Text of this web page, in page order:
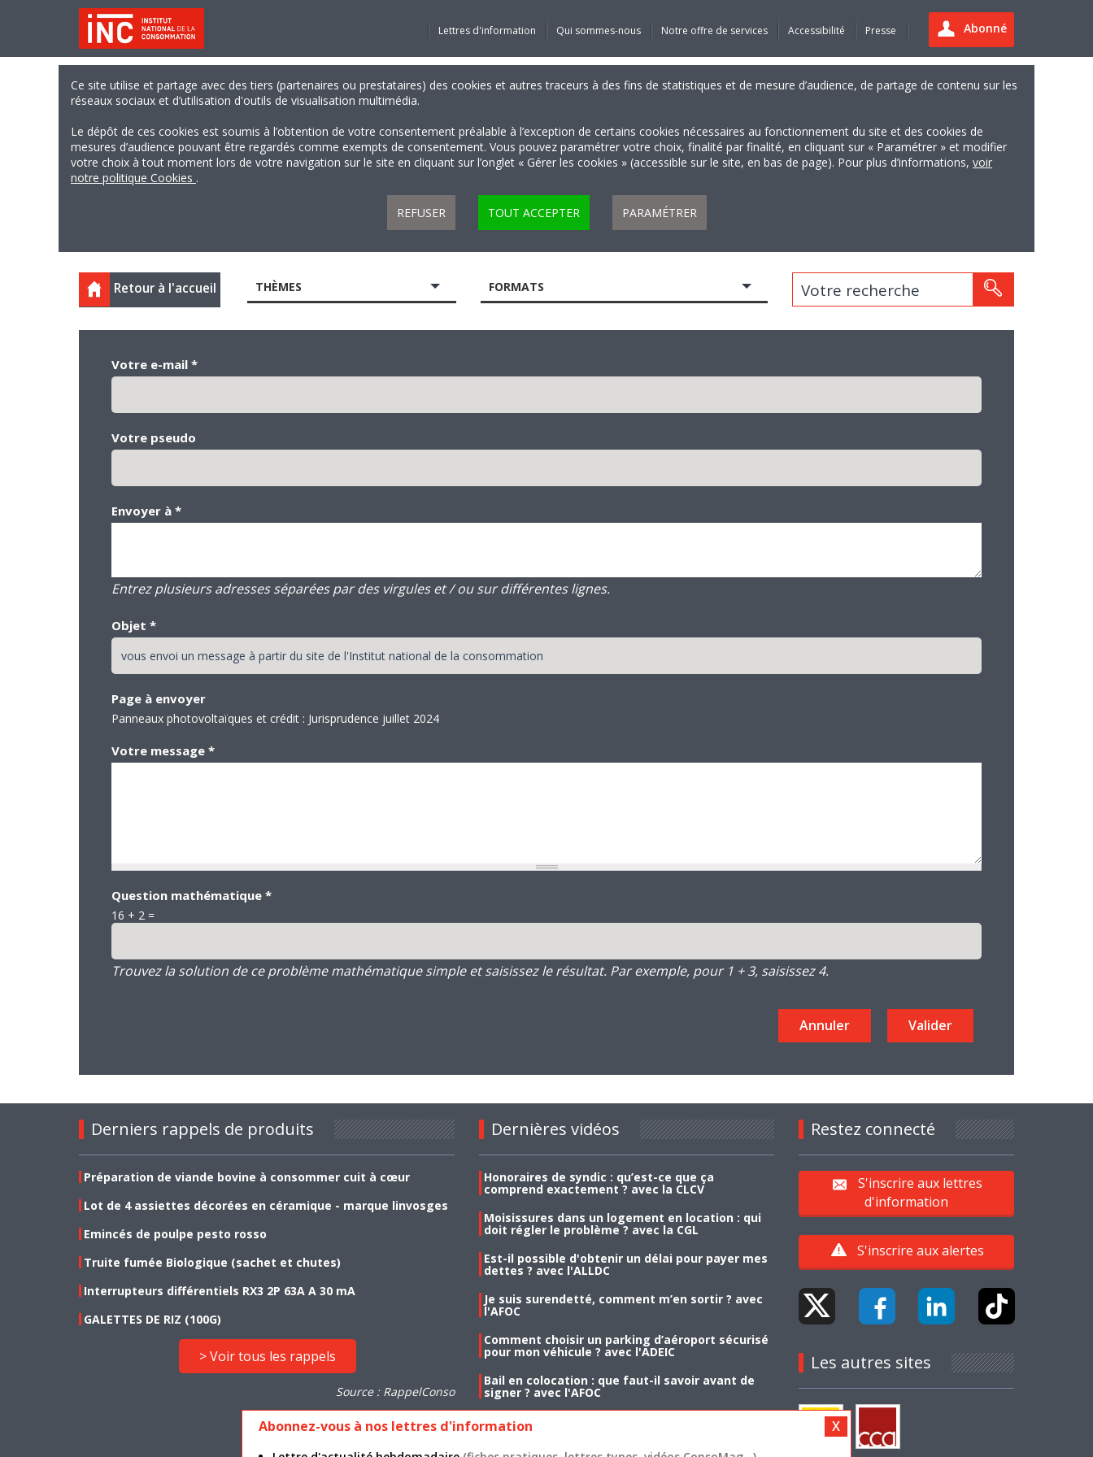
Abonné
Lettres d'information Qui sommes-nous Notre offre de services Accessibilité Presse
Ce site utilise et partage avec des tiers (partenaires ou prestataires) des cookies et autres traceurs à des fins de statistiques et de mesure d’audience, de partage de contenu sur les
réseaux sociaux et d’utilisation d'outils de visualisation multimédia.
Le dépôt de ces cookies est soumis à l’obtention de votre consentement préalable à l’exception de certains cookies nécessaires au fonctionnement du site et des cookies de
mesures d’audience pouvant être regardés comme exempts de consentement. Vous pouvez paramétrer votre choix, finalité par finalité, en cliquant sur « Paramétrer » et modifier
votre choix à tout moment lors de votre navigation sur le site en cliquant sur l’onglet « Gérer les cookies » (accessible sur le site, en bas de page). Pour plus d’informations, voir
notre politique Cookies .
REFUSER TOUT ACCEPTER PARAMÉTRER
Retour à l'accueil THÈMES FORMATS Votre recherche
Votre e-mail *
Votre pseudo
Envoyer à *
Entrez plusieurs adresses séparées par des virgules et / ou sur différentes lignes.
Objet *
Page à envoyer
Panneaux photovoltaïques et crédit : Jurisprudence juillet 2024
Votre message *
Question mathématique *
16 + 2 =
Trouvez la solution de ce problème mathématique simple et saisissez le résultat. Par exemple, pour 1 + 3, saisissez 4.
Derniers rappels de produits
Préparation de viande bovine à consommer cuit à cœur
Lot de 4 assiettes décorées en céramique - marque linvosges
Emincés de poulpe pesto rosso
Truite fumée Biologique (sachet et chutes)
Interrupteurs différentiels RX3 2P 63A A 30 mA
GALETTES DE RIZ (100G)
> Voir tous les rappels
Source : RappelConso
Dernières vidéos
Honoraires de syndic : qu’est-ce que ça
comprend exactement ? avec la CLCV
Moisissures dans un logement en location : qui
doit régler le problème ? avec la CGL
Est-il possible d'obtenir un délai pour payer mes
dettes ? avec l'ALLDC
Je suis surendetté, comment m’en sortir ? avec
l'AFOC
Comment choisir un parking d’aéroport sécurisé
pour mon véhicule ? avec l'ADEIC
Bail en colocation : que faut-il savoir avant de
signer ? avec l'AFOC
Restez connecté
S'inscrire aux lettres
d'information
S'inscrire aux alertes
Les autres sites
Abonnez-vous à nos lettres d'information